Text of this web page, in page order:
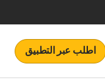
اطلب عبر التطبيق